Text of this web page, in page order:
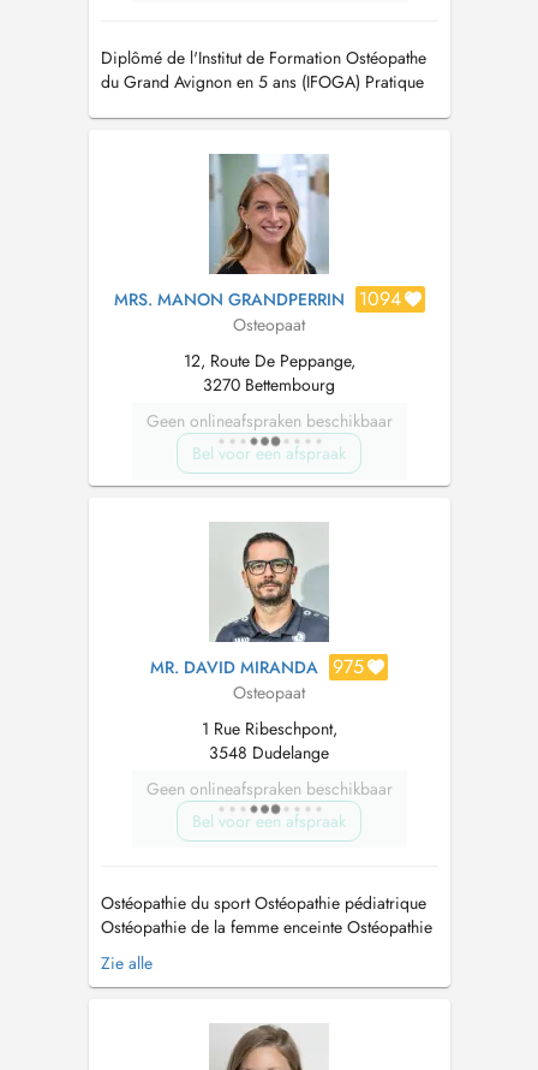
Diplômé de l'Institut de Formation Ostéopathe
du Grand Avignon en 5 ans (IFOGA) Pratique
MRS. MANON GRANDPERRIN 1094
Osteopaat
12, Route De Peppange,
3270 Bettembourg
Geen onlineafspraken beschikbaar
Bel voor een afspraak
MR. DAVID MIRANDA 975
Osteopaat
1 Rue Ribeschpont,
3548 Dudelange
Geen onlineafspraken beschikbaar
Bel voor een afspraak
Ostéopathie du sport Ostéopathie pédiatrique
Ostéopathie de la femme enceinte Ostéopathie
crânienne Ostéopathie viscérale Dry Needling
(acupuncture musculaire) Kinésithérapie
Zie alle